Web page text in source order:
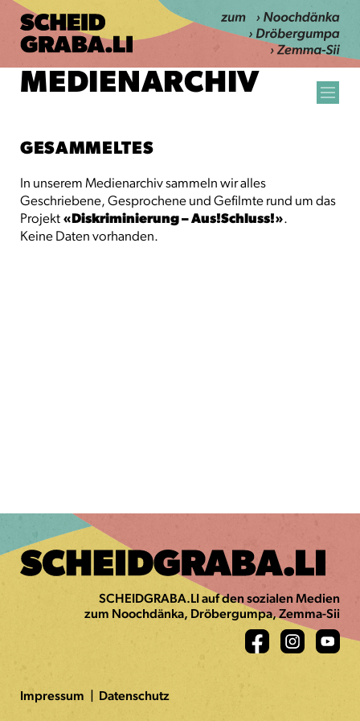
MEDIENARCHIV
GESAMMELTES
In unserem Medienarchiv sammeln wir alles
Geschriebene, Gesprochene und Gefilmte rund um das
Projekt «Diskriminierung – Aus!Schluss!».
Keine Daten vorhanden.
SCHEIDGRABA.LI auf den sozialen Medien
zum Noochdänka, Dröbergumpa, Zemma-Sii
Impressum Datenschutz